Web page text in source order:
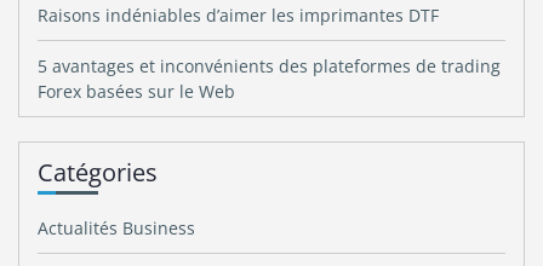
Raisons indéniables d’aimer les imprimantes DTF
5 avantages et inconvénients des plateformes de trading
Forex basées sur le Web
Catégories
Actualités Business